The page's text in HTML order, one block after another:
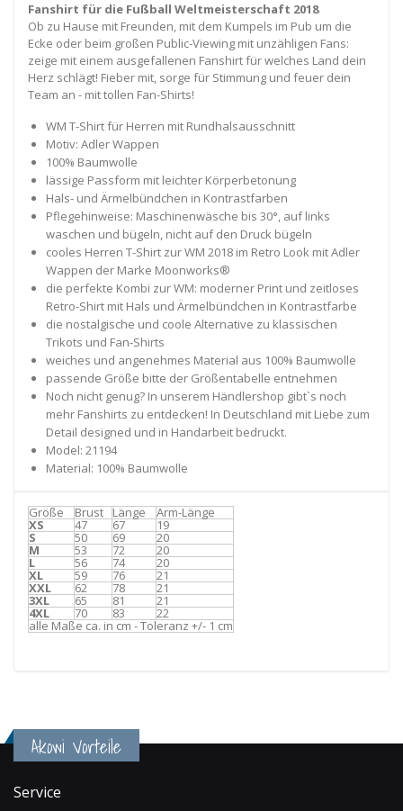
Fanshirt für die Fußball Weltmeisterschaft 2018
Ob zu Hause mit Freunden, mit dem Kumpels im Pub um die
Ecke oder beim großen Public-Viewing mit unzähligen Fans:
zeige mit einem ausgefallenen Fanshirt für welches Land dein
Herz schlägt! Fieber mit, sorge für Stimmung und feuer dein
Team an - mit tollen Fan-Shirts!
WM T-Shirt für Herren mit Rundhalsausschnitt
Motiv: Adler Wappen
100% Baumwolle
lässige Passform mit leichter Körperbetonung
Hals- und Ärmelbündchen in Kontrastfarben
Pflegehinweise: Maschinenwäsche bis 30°, auf links
waschen und bügeln, nicht auf den Druck bügeln
cooles Herren T-Shirt zur WM 2018 im Retro Look mit Adler
Wappen der Marke Moonworks®
die perfekte Kombi zur WM: moderner Print und zeitloses
Retro-Shirt mit Hals und Ärmelbündchen in Kontrastfarbe
die nostalgische und coole Alternative zu klassischen
Trikots und Fan-Shirts
weiches und angenehmes Material aus 100% Baumwolle
passende Größe bitte der Größentabelle entnehmen
Noch nicht genug? In unserem Händlershop gibt`s noch
mehr Fanshirts zu entdecken! In Deutschland mit Liebe zum
Detail designed und in Handarbeit bedruckt.
Model: 21194
Material: 100% Baumwolle
Größe Brust Länge Arm-Länge
XS 47 67 19
S 50 69 20
M 53 72 20
L 56 74 20
XL 59 76 21
XXL 62 78 21
3XL 65 81 21
4XL 70 83 22
alle Maße ca. in cm - Toleranz +/- 1 cm
Akowi Vorteile
Service